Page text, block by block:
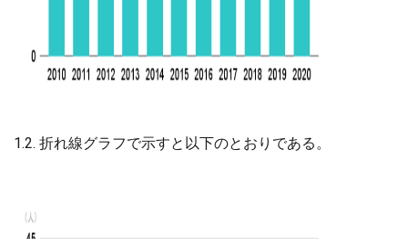
1.2. 折れ線グラフで示すと以下のとおりである。